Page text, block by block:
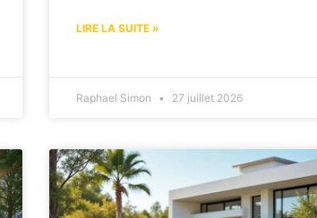
LIRE LA SUITE »
Raphael Simon 27 juillet 2026